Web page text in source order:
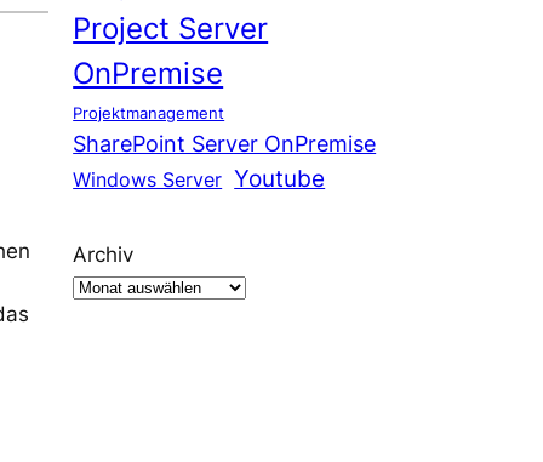
Project Server
OnPremise
Projektmanagement
SharePoint Server OnPremise
Windows Server Youtube
Archiv